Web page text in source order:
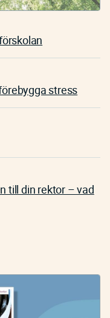
stress
till din rektor – vad